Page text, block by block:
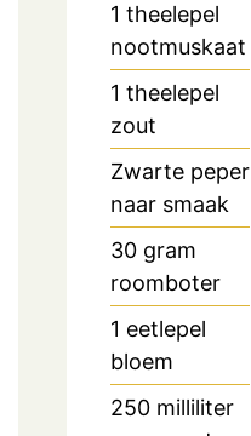
1 theelepel
nootmuskaat
1 theelepel
zout
Zwarte peper
naar smaak
30 gram
roomboter
1 eetlepel
bloem
250 milliliter